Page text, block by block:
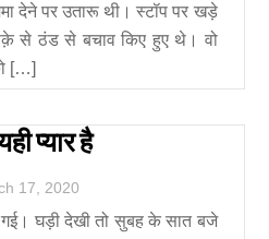
देने पर उतारू थी। स्टॉप पर खड़े
से ठंड से बचाव किए हुए थे। वो
[…]
प्यार है
17 2020
घड़ी देखी तो सुबह के सात बजे